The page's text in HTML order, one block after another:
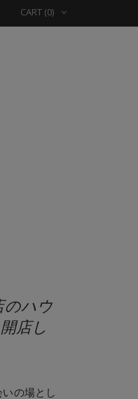
CART (0)
のハウ
店し
の場とし